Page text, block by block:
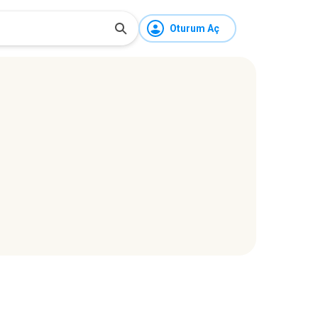
Oturum Aç